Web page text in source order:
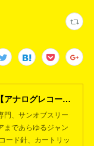
サンオブスリーサウンズ【アナログレコード専門店】名古屋栄
門、サンオブスリー
まであらゆるジャン
ード針、カートリッ